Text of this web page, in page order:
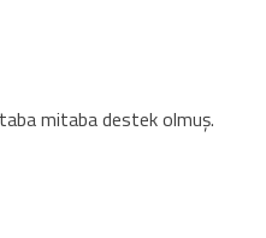
mitaba destek olmuş.